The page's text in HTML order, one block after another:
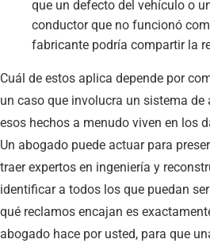
que un defecto del vehículo o
conductor que no funcionó
fabricante podría compartir la
Cuál de estos aplica depende por
un caso que involucra un sistema
esos hechos a menudo viven en los
Un abogado puede actuar para
traer expertos en ingeniería y
identificar a todos los que puedan
qué reclamos encajan es
abogado hace por usted, para que